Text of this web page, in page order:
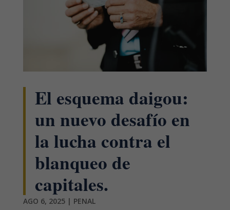
El esquema daigou:
un nuevo desafío en
la lucha contra el
blanqueo de
capitales.
AGO 6, 2025| PENAL